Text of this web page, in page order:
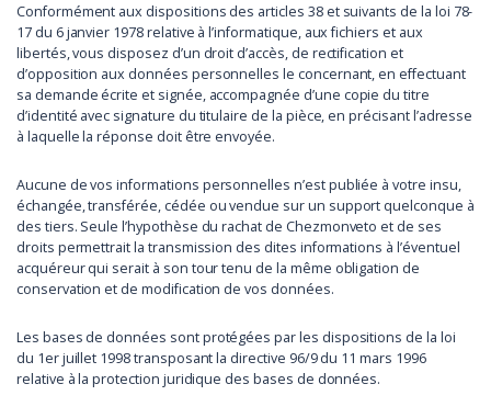
Conformément aux dispositions des articles 38 et suivants de la loi 78-
17 du 6 janvier 1978 relative à l’informatique, aux fichiers et aux
libertés, vous disposez d’un droit d’accès, de rectification et
d’opposition aux données personnelles le concernant, en effectuant
sa demande écrite et signée, accompagnée d’une copie du titre
d’identité avec signature du titulaire de la pièce, en précisant l’adresse
à laquelle la réponse doit être envoyée.
Aucune de vos informations personnelles n’est publiée à votre insu,
échangée, transférée, cédée ou vendue sur un support quelconque à
des tiers. Seule l’hypothèse du rachat de Chezmonveto et de ses
droits permettrait la transmission des dites informations à l’éventuel
acquéreur qui serait à son tour tenu de la même obligation de
conservation et de modification de vos données.
Les bases de données sont protégées par les dispositions de la loi
du 1er juillet 1998 transposant la directive 96/9 du 11 mars 1996
relative à la protection juridique des bases de données.